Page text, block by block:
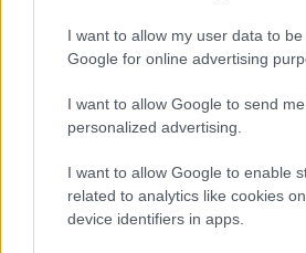
I want to allow my user data to
Google for online advertising
I want to allow Google to send me
personalized advertising.
I want to allow Google to enable
related to analytics like cookies
device identifiers in apps.
έχουμε τουρίστες από τη
πριν από το τέλος Ιουνίου ή
ενώ Βαλκάνιους τουρίστες
τις 20 Ιουνίου και μετά
Πιερία: «Ομφάλιος
τουρισμό το τελωνείο